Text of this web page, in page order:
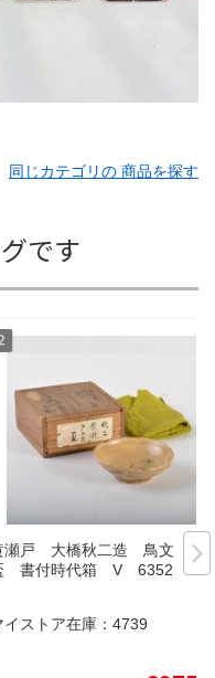
同じカテゴリの 商品を探す
です
瀬戸 大橋秋二造 鳥文
書付時代箱 V 6352
イストア在庫： 4739